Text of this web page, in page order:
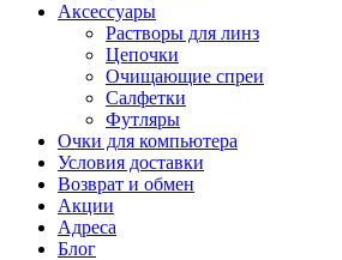
Аксессуары
Растворы для линз
Цепочки
Очищающие спреи
Салфетки
Футляры
Очки для компьютера
Условия доставки
Возврат и обмен
Акции
Адреса
Блог